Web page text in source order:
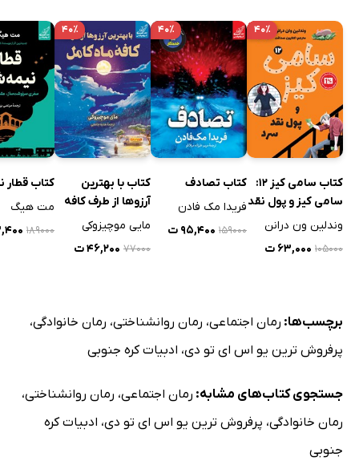
۴۰٪
کتاب سامی کیز 12:
سامی کیز و پول نقد
سرد
وندلین ون درانن
۱۰۵۰۰۰ ۶۳,۰۰۰ ت
۴۰٪
کتاب تصادف
فریدا مک فادن
۱۵۹۰۰۰ ۹۵,۴۰۰ ت
۴۰٪
کتاب با بهترین
آرزوها از طرف کافه
ماه کامل
مایی موچیزوکی
۷۷۰۰۰ ۴۶,۲۰۰ ت
کتاب
مت هیگ
۱۸۹۰۰۰
برچسب‌ها: رمان اجتماعی، رمان روانشناختی، رمان خانوادگی،
پرفروش ترین یو اس ای تو دی، ادبیات کره جنوبی
جستجوی کتاب‌های مشابه: رمان اجتماعی، رمان روانشناختی،
رمان خانوادگی، پرفروش ترین یو اس ای تو دی، ادبیات کره
جنوبی